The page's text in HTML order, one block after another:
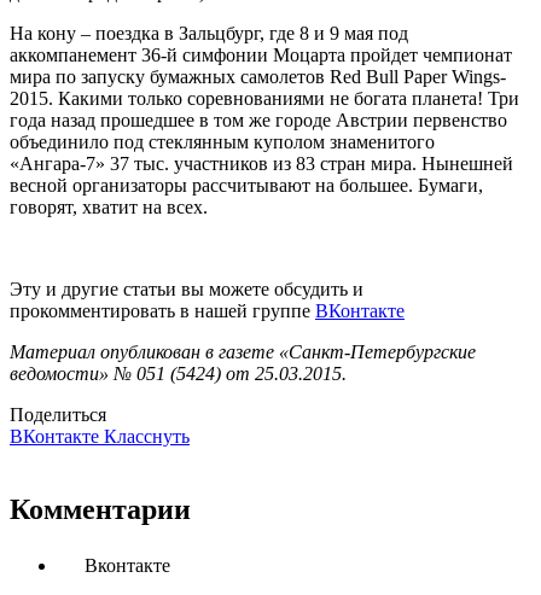
На кону – поездка в Зальцбург, где 8 и 9 мая под
аккомпанемент 36-й симфонии Моцарта пройдет чемпионат
мира по запуску бумажных самолетов Red Bull Paper Wings-
2015. Какими только соревнованиями не богата планета! Три
года назад прошедшее в том же городе Австрии первенство
объединило под стеклянным куполом знаменитого
«Ангара-7» 37 тыс. участников из 83 стран мира. Нынешней
весной организаторы рассчитывают на большее. Бумаги,
говорят, хватит на всех.
Эту и другие статьи вы можете обсудить и
прокомментировать в нашей группе ВКонтакте
Материал опубликован в газете «Санкт-Петербургские
ведомости» № 051 (5424) от 25.03.2015.
Поделиться
ВКонтакте Класснуть
Комментарии
Вконтакте